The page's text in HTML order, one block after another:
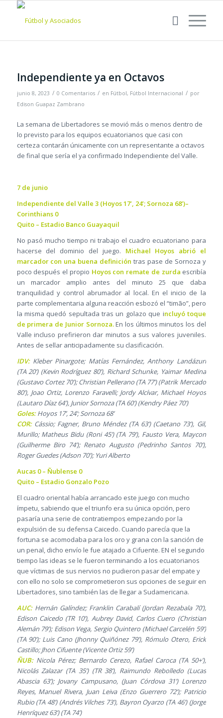
Independiente ya en Octavos
junio 8, 2023 / 0 Comentarios / en Fútbol, Fútbol Internacional / por
Edison Guapaz Zambrano
La semana de Libertadores se movió más o menos dentro de
lo previsto para los equipos ecuatorianos que casi con
certeza contarán únicamente con un representante a octavos
de final que sería el ya confirmado Independiente del Valle.
7 de junio
Independiente del Valle 3 (Hoyos 17’, 24’; Sornoza 68’)–
Corinthians 0
Quito – Estadio Banco Guayaquil
No pasó mucho tiempo ni trabajo el cuadro ecuatoriano para
hacerse del dominio del juego. Michael Hoyos abrió el
marcador con una buena definición tras pase de Sornoza y
poco después el propio Hoyos con remate de zurda escribía
un marcador amplio antes del minuto 25 que daba
tranquilidad y control abrumador al local. En el inicio de la
parte complementaria alguna reacción esbozó el “timão”, pero
la misma quedó sepultada tras un golazo que incluyó toque
de primera de Junior Sornoza.En los últimos minutos los del
Valle incluso prefirieron dar minutos a sus valores juveniles.
Antes de sellar anticipadamente su clasificación.
IDV:Kleber Pinargote; Matías Fernández, Anthony Landázuri
(TA 20’) (Kevin Rodríguez 80’), Richard Schunke, Yaimar Medina
(Gustavo Cortez 70’); Christian Pellerano (TA 77’) (Patrik Mercado
80’), Joao Ortiz, Lorenzo Faravelli; Jordy Alcívar, Michael Hoyos
(Lautaro Díaz 64’), Junior Sornoza (TA 60’) (Kendry Páez 70’)
Goles:Hoyos 17’, 24’; Sornoza 68’
COR:Cássio; Fagner, Bruno Méndez (TA 63’) (Caetano 73’), Gil,
Murillo; Matheus Bidu (Roni 45’) (TA 79’), Fausto Vera, Maycon
(Guilherme Biro 74’); Renato Augusto (Pedrinho Santos 70’),
Roger Guedes (Adson 70’); Yuri Alberto
Aucas 0 – Ñublense 0
Quito – Estadio Gonzalo Pozo
El cuadro oriental había arrancado este juego con mucho
ímpetu, sabiendo que el triunfo era su única opción, pero
pasaría una serie de contratiempos empezando por la
expulsión de su defensa Caicedo. Cuando parecía que la
fortuna se acomodaba para los oro y grana con la sanción de
un penal, dicho envío le fue atajado a Cifuente. EN el segundo
tiempo las ideas se le fueron terminando a los ecuatorianos
que víctimas de sus nervios no pudieron pasar del empate y
con ello no solo se comprometieron sus opciones de seguir en
Libertadores, sino también las de llegar a Sudamericana.
AUC:Hernán Galíndez; Franklin Carabalí (Jordan Rezabala 70’),
Edison Caicedo (TR 10’), Aubrey David, Carlos Cuero (Christian
Alemán 79’); Edison Vega, Sergio Quintero (Michael Carcelén 59’)
(TA 90’); Luis Cano (Jhonny Quiñónez 79’), Rómulo Otero, Erick
Castillo; Jhon Cifuente (Vicente Ortiz 59’)
ÑUB:Nicola Pérez; Bernardo Cerezo, Rafael Caroca (TA 50+’),
Nicolás Zalazar (TA 35’) (TR 38’), Raimundo Rebolledo (Lucas
Abascia 63’); Jovany Campusano, (Juan Córdova 31’) Lorenzo
Reyes, Manuel Rivera, Juan Leiva (Enzo Guerrero 72’); Patricio
Rubio (TA 48’) (Andrés Vilches 73’), Bayron Oyarzo (TA 46’) (Jorge
Henríquez 63’) (TA 74’)